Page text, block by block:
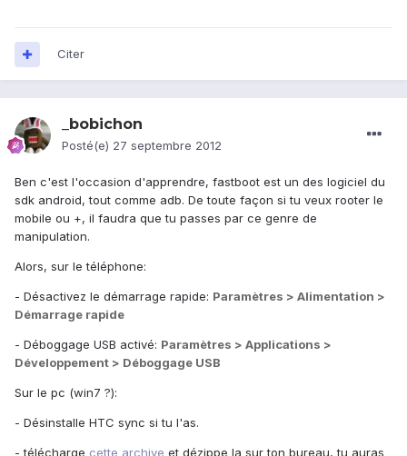
Citer
_bobichon
Posté(e) 27 septembre 2012
Ben c'est l'occasion d'apprendre, fastboot est un des logiciel du
sdk android, tout comme adb. De toute façon si tu veux rooter le
mobile ou +, il faudra que tu passes par ce genre de
manipulation.
Alors, sur le téléphone:
- Désactivez le démarrage rapide: Paramètres > Alimentation >
Démarrage rapide
- Déboggage USB activé: Paramètres > Applications >
Développement > Déboggage USB
Sur le pc (win7 ?):
- Désinstalle HTC sync si tu l'as.
- télécharge cette archive et dézippe la sur ton bureau, tu auras